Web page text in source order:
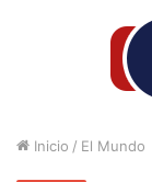
Inicio / El Mundo